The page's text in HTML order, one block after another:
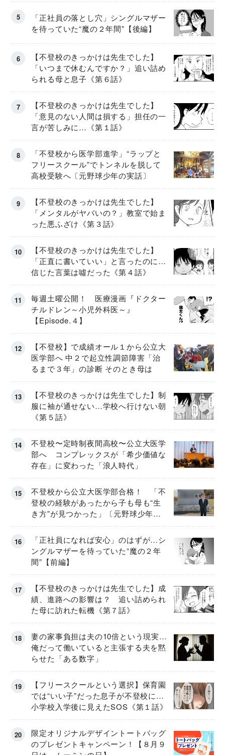
「正社員の落とし穴」シングルマザー
を待っていた“魔の２年間”【後編】
【不登校のきっかけは先生でした】
「いつまで休むんですか？」追い詰め
られる母と息子《第６話》
【不登校のきっかけは先生でした】
「意見のない人間は損する」担任の一
言が苦しみに…《第１話》
「不登校から医学部進学」“ラップと
フリースクール”でトンネルを脱して
高校受験へ〔元野球少年の実話〕
【不登校のきっかけは先生でした】
「メンタルがヤバいの？」教室で始ま
った悪ふざけ《第３話》
【不登校のきっかけは先生でした】
「正直に書いていい」と言ったのに…
信じた言葉は噓だった《第４話》
毎週土曜公開！ 医療漫画『ドクター
チルドレン～小児外科医～』
【Episode.４】
【不登校】で成績オール１から公立大
医学部へ 中２で起立性調節障害「治
るまで３年」の診断 そのとき母は
【不登校のきっかけは先生でした】制
服に袖が通せない…学校へ行けない朝
《第５話》
不登校〜定時制夜間高校〜公立大医学
部へ コンプレックスが「希少価値な
存在」に変わった「浪人時代」
不登校から公立大医学部合格！ 「不
登校の経験があったから子も母も“生
き方”が見つかった」〔元野球少年の
実話〕
「正社員になれば安心」のはずが…シ
ングルマザーを待っていた“魔の２年
間”【前編】
【不登校のきっかけは先生でした】成
績、進路への影響は？ 追い詰められ
た母に訪れた転機《第７話》
妻の家事負担は夫の10倍という現実…
俺だって働いていると主張する夫を黙
らせた「ある数字」
【フリースクールという選択】保育園
では“いい子”だった息子が不登校に…
小学校入学後に見えたSOS《第１話》
限定オリジナルデザイントートバッグ
のプレゼントキャンペーン！【８月９